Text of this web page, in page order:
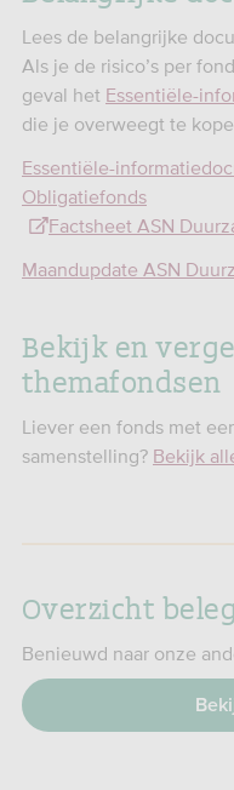
Lees de belangrijke
Als je de risico’s per
geval het Essentiële-
die je overweegt te
Essentiële-
Obligatiefonds
Factsheet ASN
Maandupdate ASN
Bekijk en
themafondsen
Liever een fonds met
samenstelling? Bekijk
Overzicht
Benieuwd naar onze